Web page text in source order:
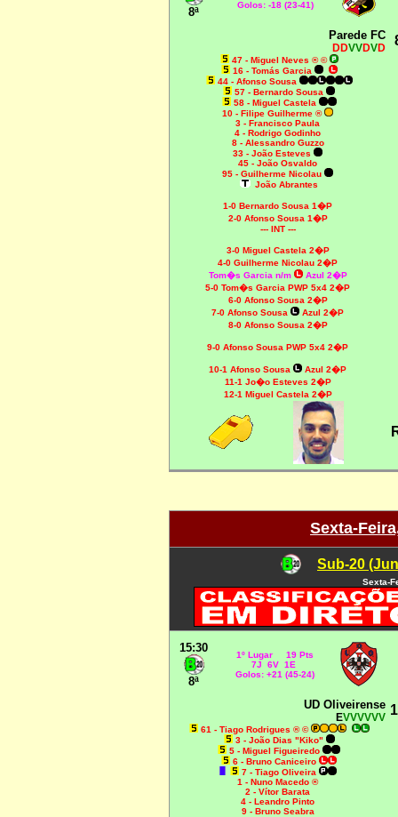
8ª
Golos: -18 (23-41)
Parede FC
DDVVDVD
47 - Miguel Neves ® ©
16 - Tomás Garcia
44 - Afonso Sousa
57 - Bernardo Sousa
58 - Miguel Castela
10 - Filipe Guilherme ®
3 - Francisco Paula
4 - Rodrigo Godinho
8 - Alessandro Guzzo
33 - João Esteves
45 - João Osvaldo
95 - Guilherme Nicolau
João Abrantes
1-0 Bernardo Sousa 1�P
2-0 Afonso Sousa 1�P
--- INT ---
3-0 Miguel Castela 2�P
4-0 Guilherme Nicolau 2�P
Tom�s Garcia n/m
Azul 2�P
5-0 Tom�s Garcia PWP 5x4 2�P
6-0 Afonso Sousa 2�P
7-0 Afonso Sousa
Azul 2�P
8-0 Afonso Sousa 2�P
9-0 Afonso Sousa PWP 5x4 2�P
10-1 Afonso Sousa
Azul 2�P
11-1 Jo�o Esteves 2�P
12-1 Miguel Castela 2�P
Sexta-
Sub-20
Sexta-
15:30
8ª
1º Lugar 19 Pts
7J 6V 1E
Golos: +21 (45-24)
UD Oliveirense
EVVVVVV
61 - Tiago Rodrigues ® ©
3 - João Dias "Kiko"
5 - Miguel Figueiredo
6 - Bruno Caniceiro
7 - Tiago Oliveira
1 - Nuno Macedo ®
2 - Vítor Barata
4 - Leandro Pinto
9 - Bruno Seabra